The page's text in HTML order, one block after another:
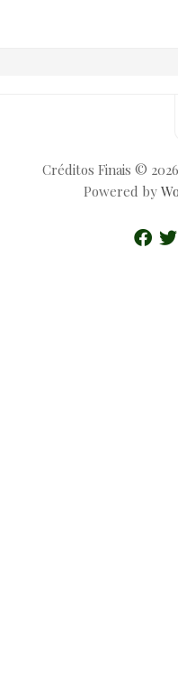
Créditos Finais ©
Powered by